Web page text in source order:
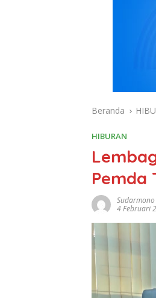
Beranda
HIBURAN
Pemda
Sudarmono
4 Februari